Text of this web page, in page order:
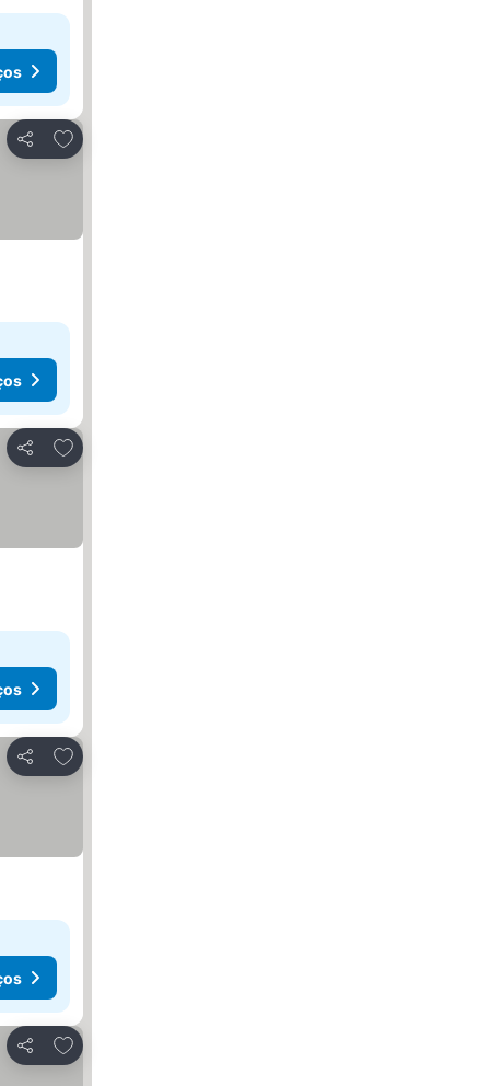
Partilhar
Adicionar aos favoritos
Partilhar
Adicionar aos favoritos
Partilhar
Adicionar aos favoritos
Partilhar
Adicionar aos favoritos